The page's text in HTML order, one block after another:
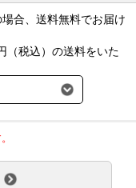
合、送料無料でお届け
税込）の送料をいた
けにつきましては、1
配送無料となります。
の送料負担は、１回分
、大型商品送料のみご